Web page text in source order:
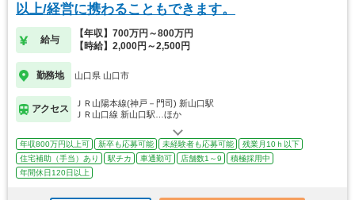
以上/経営に携わることもできます。
給与
【年収】700万円～800万円
【時給】2,000円～2,500円
勤務地 山口県 山口市
アクセス
ＪＲ山陽本線(神戸－門司) 新山口駅
ＪＲ山口線 新山口駅…ほか
年収800万円以上可 新卒も応募可能 未経験者も応募可能
残業月10ｈ以下
住宅補助（手当）あり
駅チカ 車通勤可 店舗数1～9
積極採用中
年間休日120日以上